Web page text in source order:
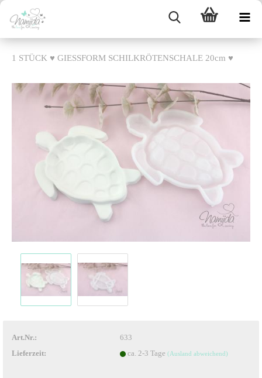
1 STÜCK ♥ GIESSFORM SCHILKRÖTENSCHALE 20cm ♥
Art.Nr.:
633
Lieferzeit:
ca. 2-3 Tage (Ausland abweichend)